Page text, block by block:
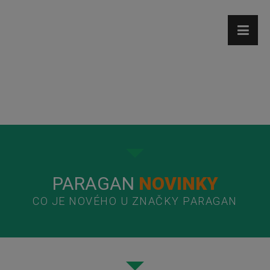
PARAGAN NOVINKY
CO JE NOVÉHO U ZNAČKY PARAGAN